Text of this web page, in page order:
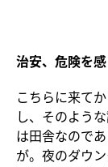
治安、危険を
こちらに来て
し、そのよう
は田舎なので
が。夜のダウ